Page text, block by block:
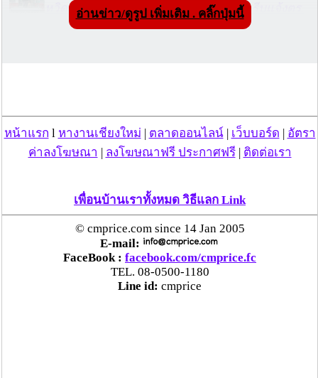
หวิดสูญเงินเกือบสองแสน โชคดีรู้ตัวเร็ว! รีบแจ้งตร.
ประสาน สตช.สายด่วน 1441 อายัดบัญชี-ตามเงินได้
แม่สะเรียง ลุยตรวจ “สกุชชี่“ ของเล่นอันตราย พบไร้
“ลาว” ส่ง “24 คนไทย” กลับประเทศผ่านด่าน
เชียงของ เพื่อดำเนินการตามกฎหมาย พบส่วนใหญ่มี
เอี่ยวแก๊งคอลเซ็นเตอร์
“ตรีนุช” เปิดตัวระบบ “e-WorkPermit” ลงทะเบียน
อ่านข่าว/ดูรูป เพิ่มเติม . คลิ๊กปุ่มนี้
หน้าแรก l หางานเชียงใหม่ | ตลาดออนไลน์| เว็บบอร์ด | อัตรา
ค่าลงโฆษณา | ลงโฆษณาฟรี ประกาศฟรี| ติดต่อเรา
เพื่อนบ้านเราทั้งหมด วิธีแลก Link
© cmprice.com since 14 Jan 2005
E-mail:
FaceBook : facebook.com/cmprice.fc
TEL. 08-0500-1180
Line id: cmprice